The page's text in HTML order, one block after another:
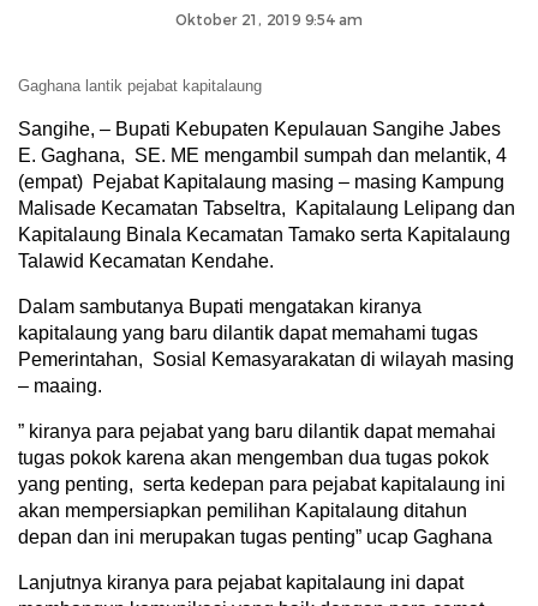
Oktober 21, 2019 9:54 am
Gaghana lantik pejabat kapitalaung
Sangihe, – Bupati Kebupaten Kepulauan Sangihe Jabes
E. Gaghana, SE. ME mengambil sumpah dan melantik, 4
(empat) Pejabat Kapitalaung masing – masing Kampung
Malisade Kecamatan Tabseltra, Kapitalaung Lelipang dan
Kapitalaung Binala Kecamatan Tamako serta Kapitalaung
Talawid Kecamatan Kendahe.
Dalam sambutanya Bupati mengatakan kiranya
kapitalaung yang baru dilantik dapat memahami tugas
Pemerintahan, Sosial Kemasyarakatan di wilayah masing
– maaing.
” kiranya para pejabat yang baru dilantik dapat memahai
tugas pokok karena akan mengemban dua tugas pokok
yang penting, serta kedepan para pejabat kapitalaung ini
akan mempersiapkan pemilihan Kapitalaung ditahun
depan dan ini merupakan tugas penting” ucap Gaghana
Lanjutnya kiranya para pejabat kapitalaung ini dapat